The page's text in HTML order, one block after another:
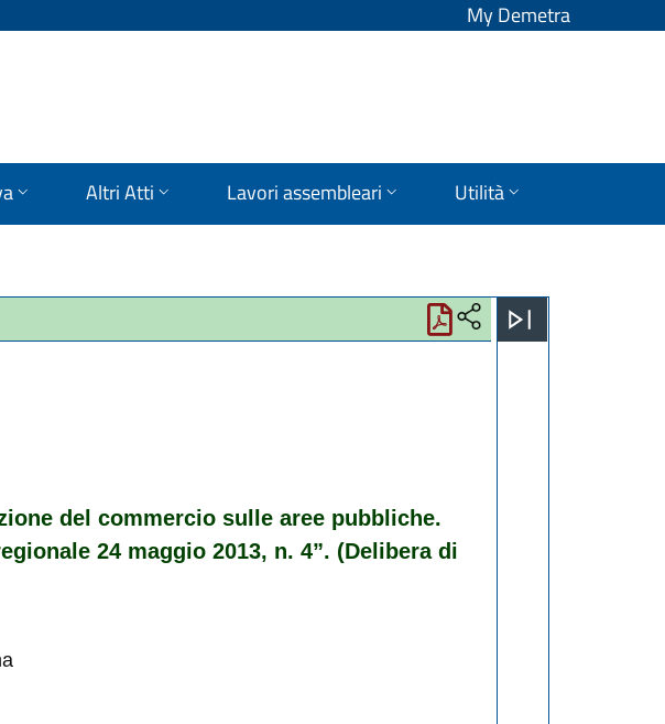
My Demetra
Altri Atti Lavori assembleari Utilità
del commercio sulle aree pubbliche.
24 maggio 2013, n. 4”. (Delibera di